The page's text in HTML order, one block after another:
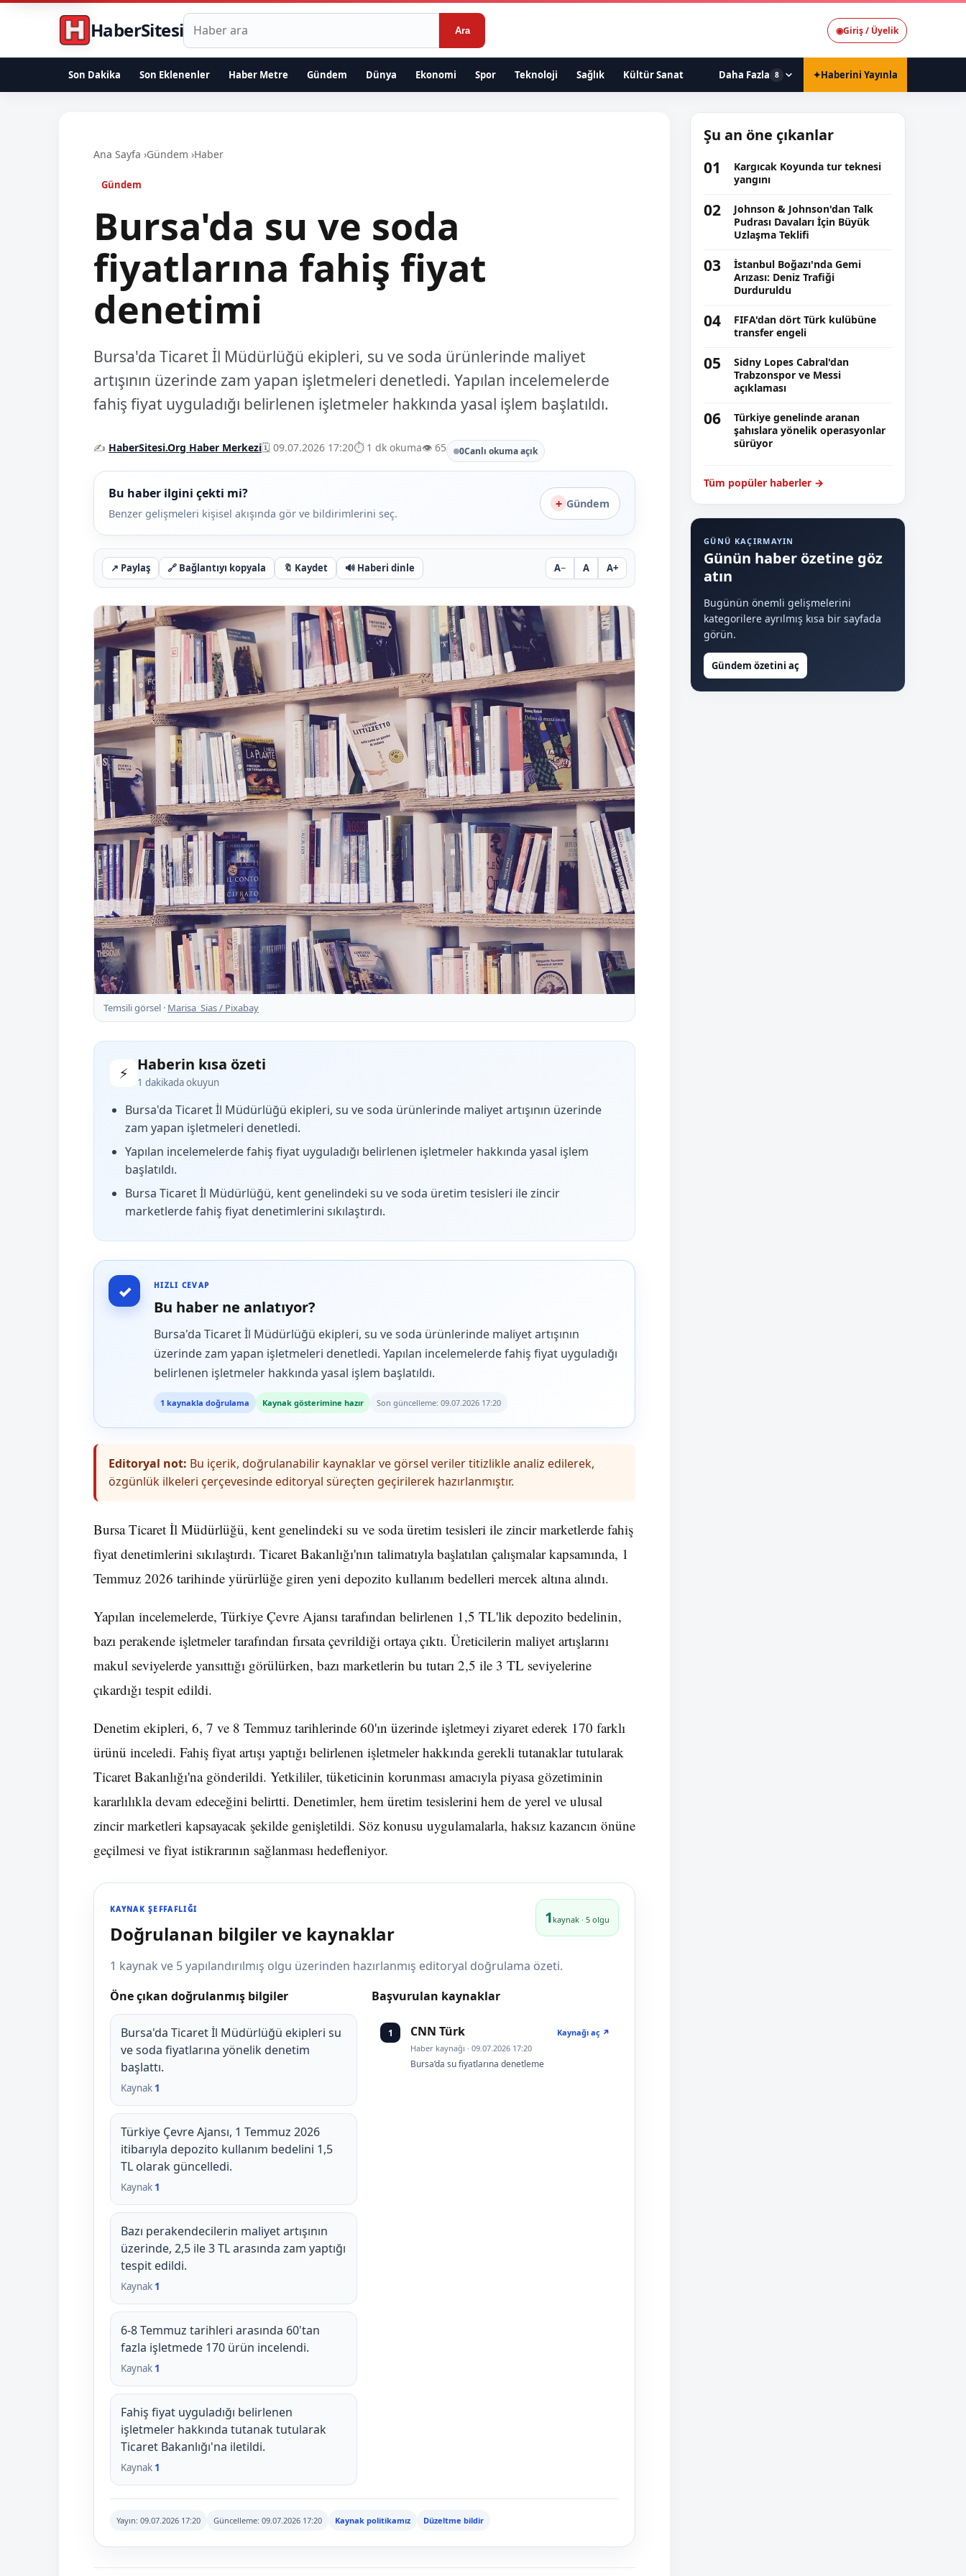
HaberSitesiHaberlerde ara
Ara ◉Giriş / Üyelik
Son Dakika Son Eklenenler Haber Metre Gündem Dünya Ekonomi Spor Teknoloji Sağlık Kültür Sanat Daha Fazla 8 ✦Haberini Yayınla
Ana Sayfa ›Gündem ›Haber
Gündem
Bursa'da su ve soda
fiyatlarına fahiş fiyat
denetimi
Bursa'da Ticaret İl Müdürlüğü ekipleri, su ve soda ürünlerinde maliyet
artışının üzerinde zam yapan işletmeleri denetledi. Yapılan incelemelerde
fahiş fiyat uyguladığı belirlenen işletmeler hakkında yasal işlem başlatıldı.
✍️ HaberSitesi.Org Haber Merkezi🗓️ 09.07.2026 17:20⏱️ 1 dk okuma👁️ 65 0Canlı okuma açık
Bu haber ilgini çekti mi?
Benzer gelişmeleri kişisel akışında gör ve bildirimlerini seç.
+ Gündem
↗ Paylaş 🔗 Bağlantıyı kopyala 🔖 Kaydet 🔊 Haberi dinle A− A A+
Temsili görsel · Marisa_Sias / Pixabay
⚡ Haberin kısa özeti
1 dakikada okuyun
Bursa'da Ticaret İl Müdürlüğü ekipleri, su ve soda ürünlerinde maliyet artışının üzerinde
zam yapan işletmeleri denetledi.
Yapılan incelemelerde fahiş fiyat uyguladığı belirlenen işletmeler hakkında yasal işlem
başlatıldı.
Bursa Ticaret İl Müdürlüğü, kent genelindeki su ve soda üretim tesisleri ile zincir
marketlerde fahiş fiyat denetimlerini sıkılaştırdı.
✓ HIZLI CEVAP
Bu haber ne anlatıyor?
Bursa'da Ticaret İl Müdürlüğü ekipleri, su ve soda ürünlerinde maliyet artışının
üzerinde zam yapan işletmeleri denetledi. Yapılan incelemelerde fahiş fiyat uyguladığı
belirlenen işletmeler hakkında yasal işlem başlatıldı.
1 kaynakla doğrulama Kaynak gösterimine hazır Son güncelleme: 09.07.2026 17:20
Editoryal not: Bu içerik, doğrulanabilir kaynaklar ve görsel veriler titizlikle analiz edilerek,
özgünlük ilkeleri çerçevesinde editoryal süreçten geçirilerek hazırlanmıştır.
Bursa Ticaret İl Müdürlüğü, kent genelindeki su ve soda üretim tesisleri ile zincir marketlerde fahiş
fiyat denetimlerini sıkılaştırdı. Ticaret Bakanlığı'nın talimatıyla başlatılan çalışmalar kapsamında, 1
Temmuz 2026 tarihinde yürürlüğe giren yeni depozito kullanım bedelleri mercek altına alındı.
Yapılan incelemelerde, Türkiye Çevre Ajansı tarafından belirlenen 1,5 TL'lik depozito bedelinin,
bazı perakende işletmeler tarafından fırsata çevrildiği ortaya çıktı. Üreticilerin maliyet artışlarını
makul seviyelerde yansıttığı görülürken, bazı marketlerin bu tutarı 2,5 ile 3 TL seviyelerine
çıkardığı tespit edildi.
Denetim ekipleri, 6, 7 ve 8 Temmuz tarihlerinde 60'ın üzerinde işletmeyi ziyaret ederek 170 farklı
ürünü inceledi. Fahiş fiyat artışı yaptığı belirlenen işletmeler hakkında gerekli tutanaklar tutularak
Ticaret Bakanlığı'na gönderildi. Yetkililer, tüketicinin korunması amacıyla piyasa gözetiminin
kararlılıkla devam edeceğini belirtti. Denetimler, hem üretim tesislerini hem de yerel ve ulusal
zincir marketleri kapsayacak şekilde genişletildi. Söz konusu uygulamalarla, haksız kazancın önüne
geçilmesi ve fiyat istikrarının sağlanması hedefleniyor.
KAYNAK ŞEFFAFLIĞI
Doğrulanan bilgiler ve kaynaklar
1 kaynak · 5 olgu
1 kaynak ve 5 yapılandırılmış olgu üzerinden hazırlanmış editoryal doğrulama özeti.
Öne çıkan doğrulanmış bilgiler
Bursa'da Ticaret İl Müdürlüğü ekipleri su
ve soda fiyatlarına yönelik denetim
başlattı.
Kaynak 1
Türkiye Çevre Ajansı, 1 Temmuz 2026
itibarıyla depozito kullanım bedelini 1,5
TL olarak güncelledi.
Kaynak 1
Bazı perakendecilerin maliyet artışının
üzerinde, 2,5 ile 3 TL arasında zam yaptığı
tespit edildi.
Kaynak 1
6-8 Temmuz tarihleri arasında 60'tan
fazla işletmede 170 ürün incelendi.
Kaynak 1
Fahiş fiyat uyguladığı belirlenen
işletmeler hakkında tutanak tutularak
Ticaret Bakanlığı'na iletildi.
Kaynak 1
Başvurulan kaynaklar
1 CNN Türk
Haber kaynağı · 09.07.2026 17:20
Bursa’da su fiyatlarına denetleme
Kaynağı aç ↗
Yayın: 09.07.2026 17:20 Güncelleme: 09.07.2026 17:20 Kaynak politikamız Düzeltme bildir
Şu an öne çıkanlar
01
Kargıcak Koyunda tur teknesi
yangını
02
Johnson & Johnson'dan Talk
Pudrası Davaları İçin Büyük
Uzlaşma Teklifi
03
İstanbul Boğazı'nda Gemi
Arızası: Deniz Trafiği
Durduruldu
04
FIFA'dan dört Türk kulübüne
transfer engeli
05
Sidny Lopes Cabral'dan
Trabzonspor ve Messi
açıklaması
06
Türkiye genelinde aranan
şahıslara yönelik operasyonlar
sürüyor
Tüm popüler haberler →
GÜNÜ KAÇIRMAYIN
Günün haber özetine göz
atın
Bugünün önemli gelişmelerini
kategorilere ayrılmış kısa bir sayfada
görün.
Gündem özetini aç